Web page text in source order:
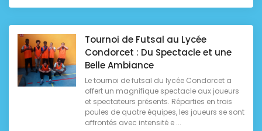
Tournoi de Futsal au Lycée
Condorcet : Du Spectacle et une
Belle Ambiance
Le tournoi de futsal du lycée Condorcet a
offert un magnifique spectacle aux joueurs
et spectateurs présents. Réparties en trois
poules de quatre équipes, les joueurs se sont
affrontés avec intensité e ...